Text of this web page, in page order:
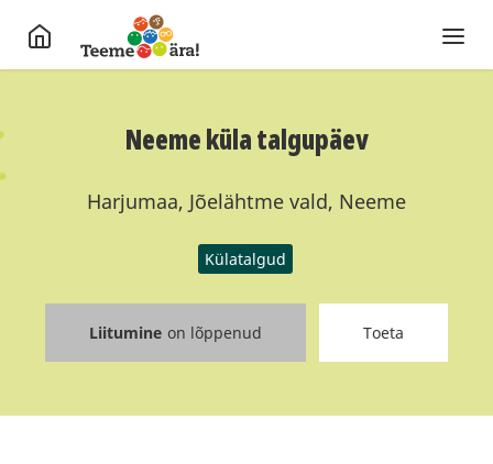
Neeme küla talgupäev
Harjumaa, Jõelähtme vald, Neeme
Külatalgud
Liitumine on lõppenud Toeta